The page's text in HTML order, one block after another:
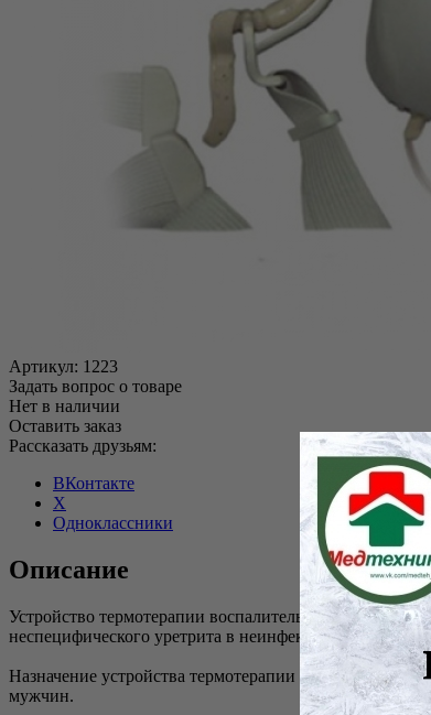
Артикул: 1223
Задать вопрос о товаре
Нет в наличии
Оставить заказ
Рассказать друзьям:
ВКонтакте
X
Одноклассники
Описание
Устройство термотерапии воспалительных
неспецифического уретрита в неинфекционной
Назначение устройства термотерапии
мужчин.